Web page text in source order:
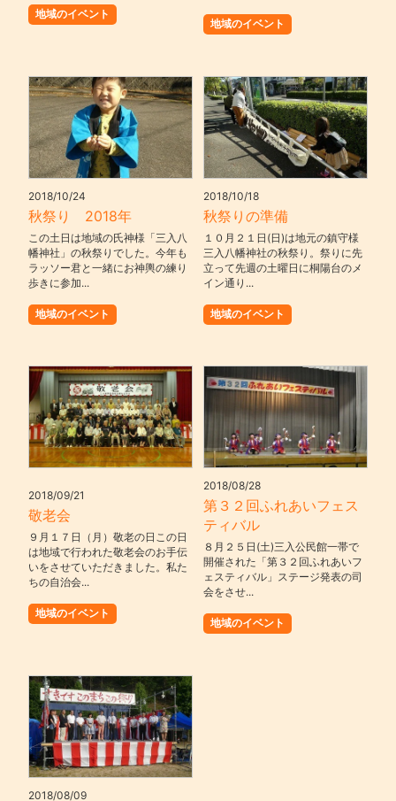
地域のイベント
地域のイベント
2018/10/24
秋祭り 2018年
この土日は地域の氏神様「三入八
幡神社」の秋祭りでした。今年も
ラッソー君と一緒にお神輿の練り
歩きに参加...
地域のイベント
2018/10/18
秋祭りの準備
１０月２１日(日)は地元の鎮守様
三入八幡神社の秋祭り。祭りに先
立って先週の土曜日に桐陽台のメ
イン通り...
地域のイベント
2018/09/21
敬老会
９月１７日（月）敬老の日この日
は地域で行われた敬老会のお手伝
いをさせていただきました。私た
ちの自治会...
地域のイベント
2018/08/28
第３２回ふれあいフェス
ティバル
８月２５日(土)三入公民館一帯で
開催された「第３２回ふれあいフ
ェスティバル」ステージ発表の司
会をさせ...
地域のイベント
2018/08/09